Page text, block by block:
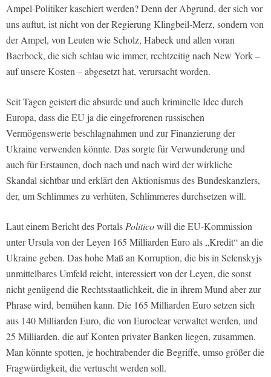
Ampel-Politiker kaschiert werden? Denn der Abgrund, der sich vor
uns auftut, ist nicht von der Regierung Klingbeil-Merz, sondern von
der Ampel, von Leuten wie Scholz, Habeck und allen voran
Baerbock, die sich schlau wie immer, rechtzeitig nach New York –
auf unsere Kosten – abgesetzt hat, verursacht worden.
Seit Tagen geistert die absurde und auch kriminelle Idee durch
Europa, dass die EU ja die eingefrorenen russischen
Vermögenswerte beschlagnahmen und zur Finanzierung der
Ukraine verwenden könnte. Das sorgte für Verwunderung und
auch für Erstaunen, doch nach und nach wird der wirkliche
Skandal sichtbar und erklärt den Aktionismus des Bundeskanzlers,
der, um Schlimmes zu verhüten, Schlimmeres durchsetzen will.
Laut einem Bericht des PortalsPoliticowill die EU-Kommission
unter Ursula von der Leyen 165 Milliarden Euro als „Kredit“ an die
Ukraine geben. Das hohe Maß an Korruption, die bis in Selenskyjs
unmittelbares Umfeld reicht, interessiert von der Leyen, die sonst
nicht genügend die Rechtsstaatlichkeit, die in ihrem Mund aber zur
Phrase wird, bemühen kann. Die 165 Milliarden Euro setzen sich
aus 140 Milliarden Euro, die von Euroclear verwaltet werden, und
25 Milliarden, die auf Konten privater Banken liegen, zusammen.
Man könnte spotten, je hochtrabender die Begriffe, umso größer die
Fragwürdigkeit, die vertuscht werden soll.